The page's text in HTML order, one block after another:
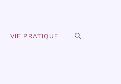
VIE PRATIQUE